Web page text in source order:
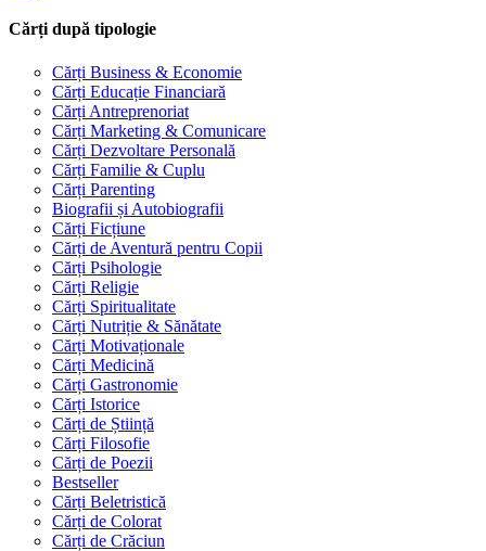
Cărți după tipologie
Cărți Business & Economie
Cărți Educație Financiară
Cărți Antreprenoriat
Cărți Marketing & Comunicare
Cărți Dezvoltare Personală
Cărți Familie & Cuplu
Cărți Parenting
Biografii și Autobiografii
Cărți Ficțiune
Cărți de Aventură pentru Copii
Cărți Psihologie
Cărți Religie
Cărți Spiritualitate
Cărți Nutriție & Sănătate
Cărți Motivaționale
Cărți Medicină
Cărți Gastronomie
Cărți Istorice
Cărți de Știință
Cărți Filosofie
Cărți de Poezii
Bestseller
Cărți Beletristică
Cărți de Colorat
Cărți de Crăciun